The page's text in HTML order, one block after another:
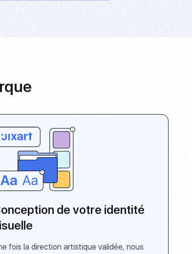
de votre identité
fois la direction artistique validée, nous